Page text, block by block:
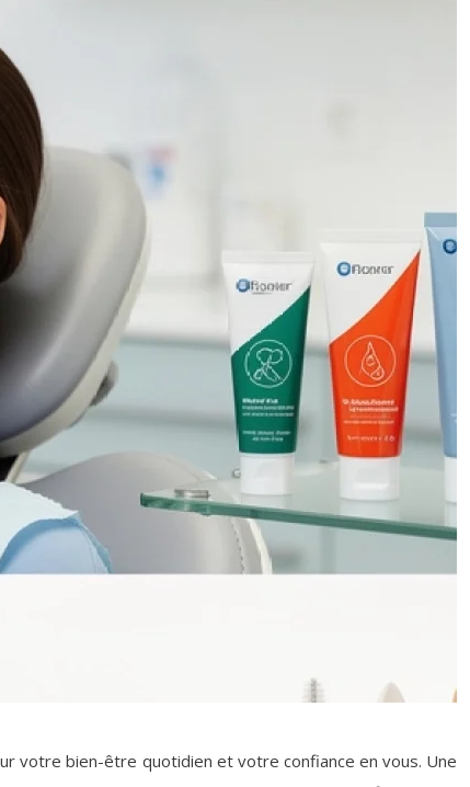
votre bien-être quotidien et votre confiance en vous. Une